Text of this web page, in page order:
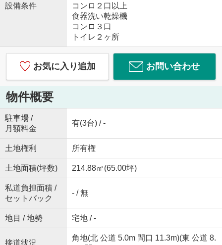
設備条件
コンロ２口以上
食器洗い乾燥機
コンロ３口
トイレ２ヶ所
お気に入り追加 お問い合わせ
物件概要
駐車場 /
月額料金
有(3台) / -
土地権利 所有権
土地面積(坪数) 214.88㎡(65.00坪)
私道負担面積 /
セットバック
- / 無
地目 / 地勢 宅地 / -
接道状況
角地(北 公道 5.0m 間口 11.3m)(東 公道 8.